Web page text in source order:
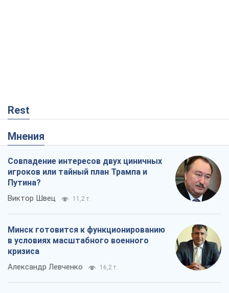
Rest
Мнения
Совпадение интересов двух циничных
игроков или тайный план Трампа и
Путина?
Виктор Швец 11,2 т.
Минск готовится к функционированию
в условиях масштабного военного
кризиса
Александр Левченко 16,2 т.